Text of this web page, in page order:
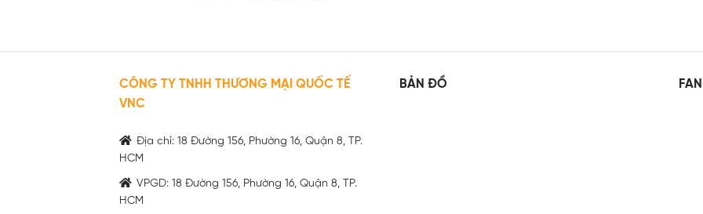
CÔNG TY TNHH THƯƠNG MẠI QUỐC TẾ
VNC
Địa chỉ: 18 Đường 156, Phường 16, Quận 8, TP.
HCM
VPGD: 18 Đường 156, Phường 16, Quận 8, TP.
HCM
BẢN ĐỒ